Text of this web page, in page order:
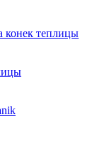
конек теплицы